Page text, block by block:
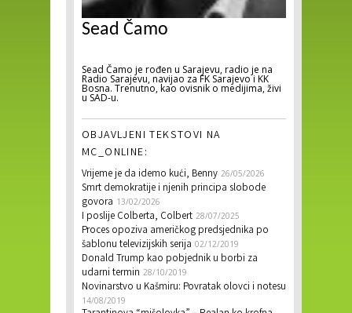
Sead Čamo
Sead Čamo je rođen u Sarajevu, radio je na
Radio Sarajevu, navijao za FK Sarajevo i KK
Bosna. Trenutno, kao ovisnik o medijima, živi
u SAD-u.
OBJAVLJENI TEKSTOVI NA
MC_ONLINE:
Vrijeme je da idemo kući, Benny 26/05/2026
Smrt demokratije i njenih principa slobode
govora 13/02/2026
I poslije Colberta, Colbert 28/07/2025
Proces opoziva američkog predsjednika po
šablonu televizijskih serija 02/12/2019
Donald Trump kao pobjednik u borbi za
udarni termin 28/10/2019
Novinarstvo u Kašmiru: Povratak olovci i notesu
14/08/2019